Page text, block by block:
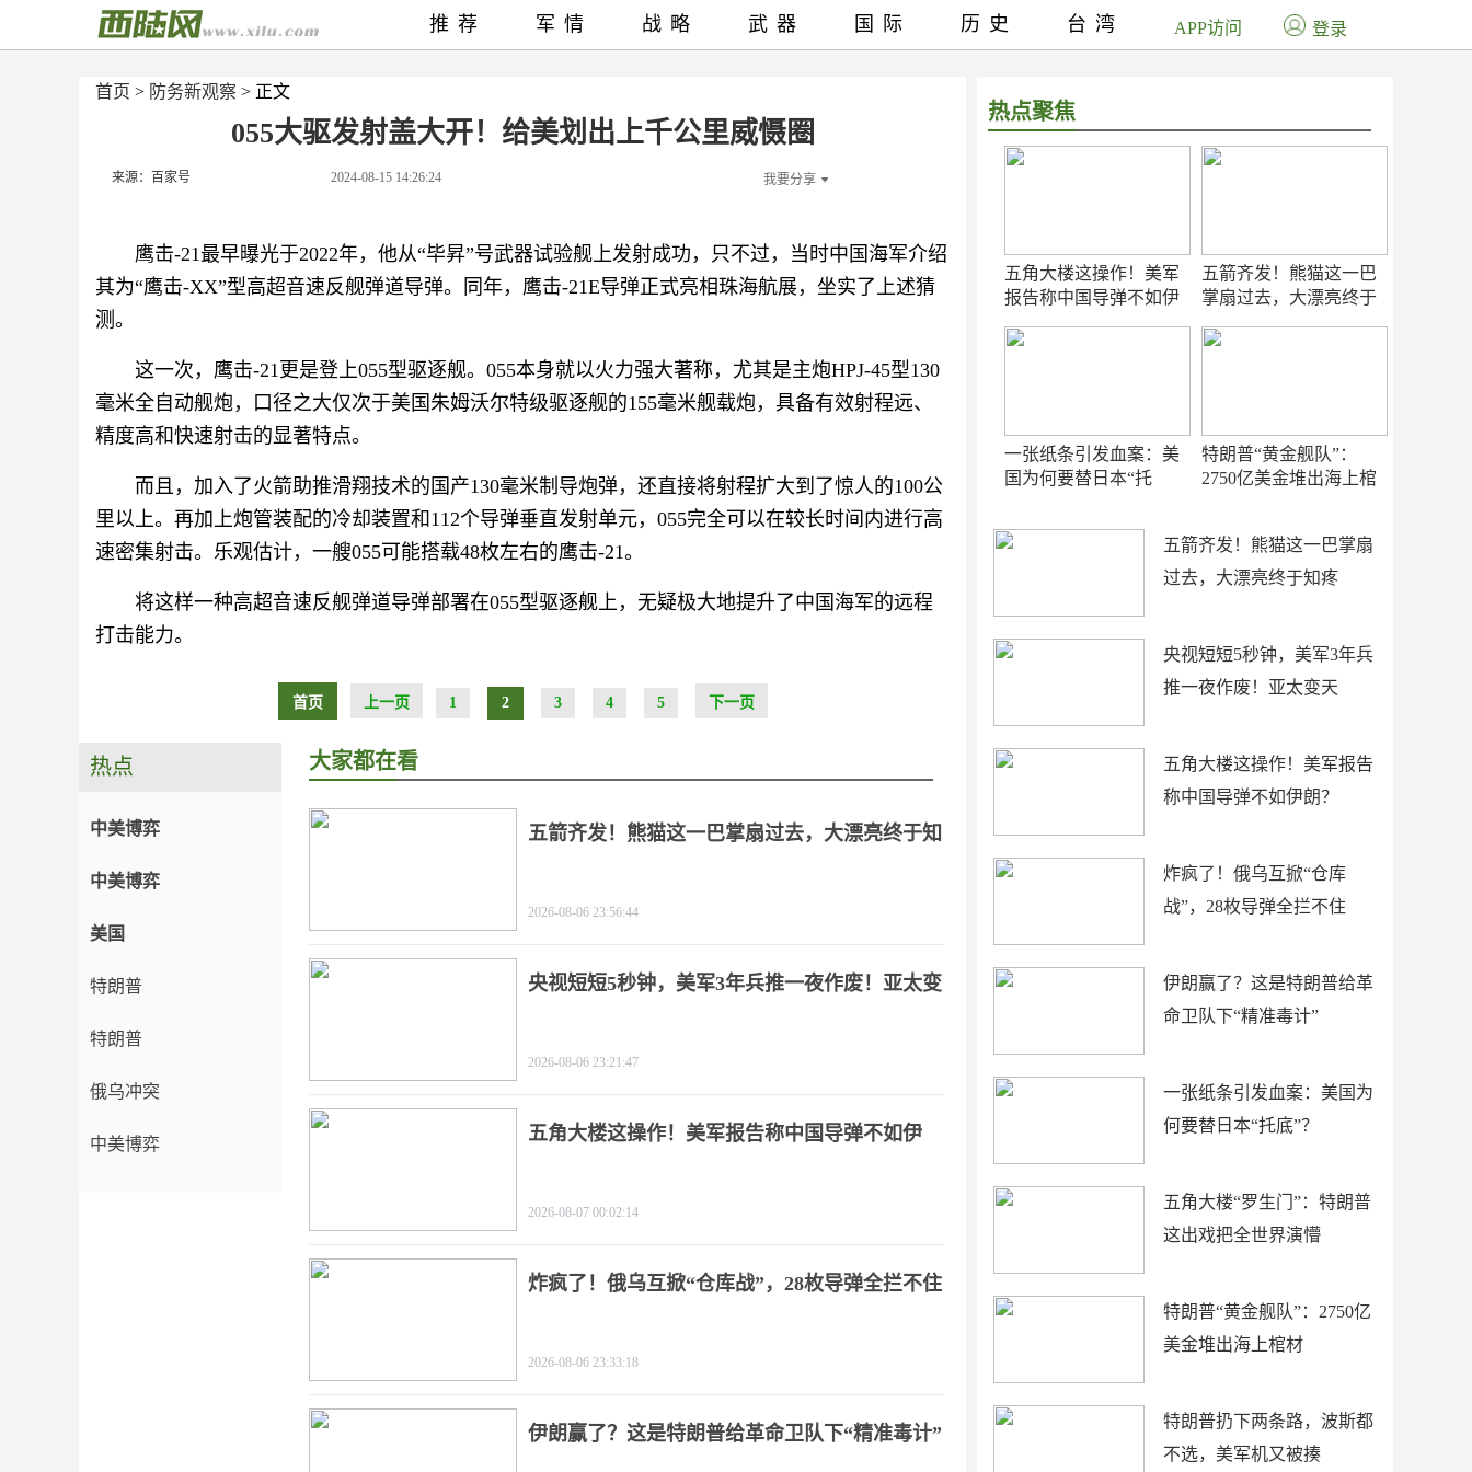
首页 > 防务新观察 > 正文
055大驱发射盖大开！给美划出上千公里威慑圈
来源：百家号 2024-08-15 14:26:24 我要分享
鹰击-21最早曝光于2022年，他从“毕昇”号武器试验舰上发射成功，只不过，当时中国海军介绍
其为“鹰击-XX”型高超音速反舰弹道导弹。同年，鹰击-21E导弹正式亮相珠海航展，坐实了上述猜
测。
这一次，鹰击-21更是登上055型驱逐舰。055本身就以火力强大著称，尤其是主炮HPJ-45型130
毫米全自动舰炮，口径之大仅次于美国朱姆沃尔特级驱逐舰的155毫米舰载炮，具备有效射程远、
精度高和快速射击的显著特点。
而且，加入了火箭助推滑翔技术的国产130毫米制导炮弹，还直接将射程扩大到了惊人的100公
里以上。再加上炮管装配的冷却装置和112个导弹垂直发射单元，055完全可以在较长时间内进行高
速密集射击。乐观估计，一艘055可能搭载48枚左右的鹰击-21。
将这样一种高超音速反舰弹道导弹部署在055型驱逐舰上，无疑极大地提升了中国海军的远程
打击能力。
首页 上一页 1 2 3 4 5 下一页
热点聚焦
五角大楼这操作！美军
报告称中国导弹不如伊
五箭齐发！熊猫这一巴
掌扇过去，大漂亮终于
一张纸条引发血案：美
国为何要替日本“托
特朗普“黄金舰队”：
2750亿美金堆出海上棺
五箭齐发！熊猫这一巴掌扇
过去，大漂亮终于知疼
央视短短5秒钟，美军3年兵
推一夜作废！亚太变天
五角大楼这操作！美军报告
称中国导弹不如伊朗？
炸疯了！俄乌互掀“仓库
战”，28枚导弹全拦不住
伊朗赢了？这是特朗普给革
命卫队下“精准毒计”
一张纸条引发血案：美国为
何要替日本“托底”？
五角大楼“罗生门”：特朗普
这出戏把全世界演懵
特朗普“黄金舰队”：2750亿
美金堆出海上棺材
特朗普扔下两条路，波斯都
不选，美军机又被揍
推荐 军情 战略 武器 国际 历史 台湾 APP访问 登录
热点
中美博弈
中美博弈
美国
特朗普
特朗普
俄乌冲突
中美博弈
大家都在看
五箭齐发！熊猫这一巴掌扇过去，大漂亮终于知
2026-08-06 23:56:44
央视短短5秒钟，美军3年兵推一夜作废！亚太变
2026-08-06 23:21:47
五角大楼这操作！美军报告称中国导弹不如伊
2026-08-07 00:02:14
炸疯了！俄乌互掀“仓库战”，28枚导弹全拦不住
2026-08-06 23:33:18
伊朗赢了？这是特朗普给革命卫队下“精准毒计”